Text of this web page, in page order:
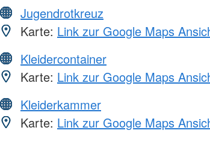
Jugendrotkreuz
Karte: Link zur Google Maps
Kleidercontainer
Karte: Link zur Google Maps
Kleiderkammer
Karte: Link zur Google Maps